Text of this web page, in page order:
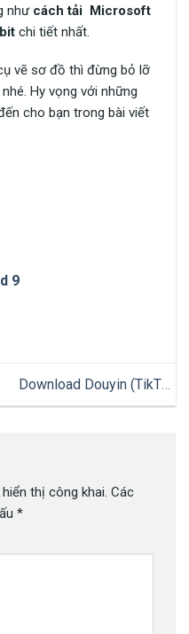
như cách tải Microsoft
chi tiết nhất.
vẽ sơ đồ thì đừng bỏ lỡ
Hy vọng với những
cho bạn trong bài viết
9
Download Douyin (TikTok
China) APK Tiếng Trung Mới
thị công khai. Các
*